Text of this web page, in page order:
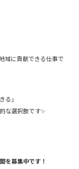
域に貢献できる仕事で
る」
な選択肢です✨
を募集中です！